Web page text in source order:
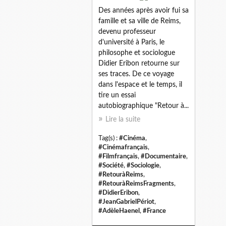
Des années après avoir fui sa
famille et sa ville de Reims,
devenu professeur
d'université à Paris, le
philosophe et sociologue
Didier Eribon retourne sur
ses traces. De ce voyage
dans l'espace et le temps, il
tire un essai
autobiographique "Retour à...
Lire la suite
Tag(s) : #Cinéma,
#Cinémafrançais,
#Filmfrançais, #Documentaire,
#Société, #Sociologie,
#RetouràReims,
#RetouràReimsFragments,
#DidierEribon,
#JeanGabrielPériot,
#AdèleHaenel , #France